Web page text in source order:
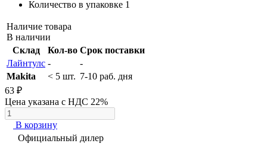
Количество в упаковке 1
Наличие товара
В наличии
Склад
Кол-во Срок поставки
Лайнтулс -
-
Makita
< 5 шт. 7-10 раб. дня
63 ₽
Цена указана с НДС 22%
В корзину
Официальный дилер